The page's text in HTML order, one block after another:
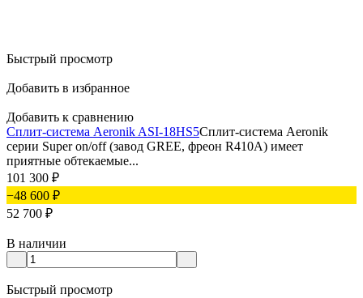
Быстрый просмотр
Добавить в избранное
Добавить к сравнению
Сплит-система Aeronik ASI-18HS5Сплит-система Aeronik
серии Super on/off (завод GREE, фреон R410A) имеет
приятные обтекаемые...
101 300 ₽
−48 600 ₽
52 700 ₽
В наличии
Быстрый просмотр